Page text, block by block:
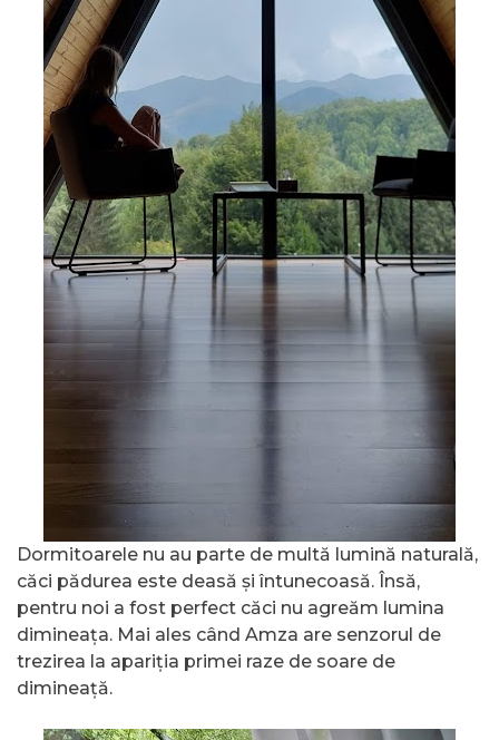
Dormitoarele nu au parte de multă lumină naturală,
căci pădurea este deasă și întunecoasă. Însă,
pentru noi a fost perfect căci nu agreăm lumina
dimineața. Mai ales când Amza are senzorul de
trezirea la apariția primei raze de soare de
dimineață.